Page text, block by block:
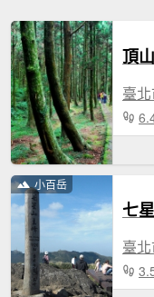
頂
臺
小百岳
七
臺